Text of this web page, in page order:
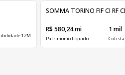
12M
SOMMA TORINO FIF CI RF
R$ 580,24 mi
Patrimônio Líquido
1 mil